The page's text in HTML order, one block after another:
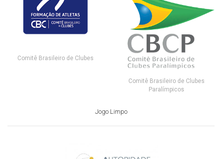
Comitê Brasileiro de Clubes
Comitê Brasileiro de Clubes
Paralímpicos
Jogo Limpo